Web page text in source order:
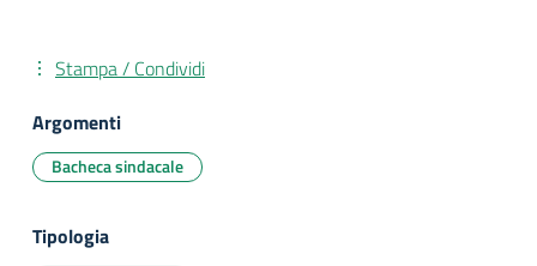
Stampa / Condividi
Argomenti
Bacheca sindacale
Tipologia